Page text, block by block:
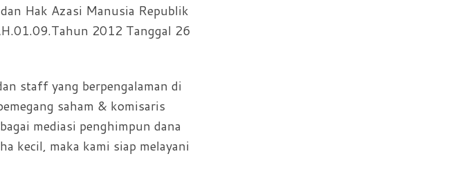
Hak Azasi Manusia Republik
2012 Tanggal 26
staff yang berpengalaman di
saham & komisaris
mediasi penghimpun dana
kecil, maka kami siap melayani